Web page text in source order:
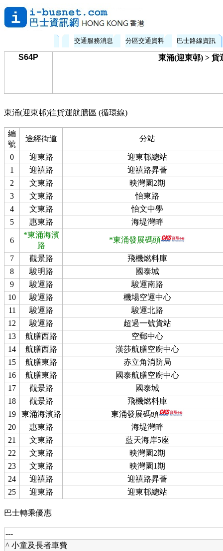
交通服務消息 分區交通資料 巴士路線資訊
S64P 東涌(迎東邨) > 貨
東涌(迎東邨)往貨運航膳區 (循環線)
編
號
途經街道 分站
0 迎東路
迎東邨總站
1
迎禧路
迎禧路昇薈
2
文東路
映灣園2期
3
文東路
怡東路
4
文東路
怡文中學
5
惠東路 海堤灣畔
6
*東涌海濱
路
*東涌發展碼頭
7 觀景路
飛機燃料庫
8
駿明路
國泰城
9
駿運路
駿運南路
10
駿運路
機場空運中心
11
駿運路
駿運北路
12
駿運路
超過一號貨站
13
航膳西路
空郵中心
14
航膳西路
漢莎航膳空廚中心
15
航膳東路
赤立角消防局
16
航膳東路
國泰航膳空廚中心
17
觀景路
國泰城
18
觀景路
飛機燃料庫
19
東涌海濱路
東涌發展碼頭
20
惠東路
海堤灣畔
21
文東路
藍天海岸5座
22
文東路
映灣園2期
23
文東路
映灣園1期
24
迎禧路
迎禧路昇薈
25
迎東路 迎東邨總站
巴士轉乘優惠
---
^ 小童及長者車費